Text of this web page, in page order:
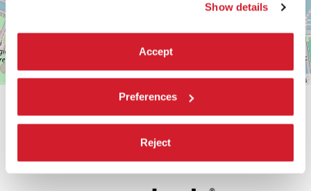
Show details
Accept
Preferences
Reject
Leaflet| ©OpenStreetMapcontributors
CONDIVIDI SU